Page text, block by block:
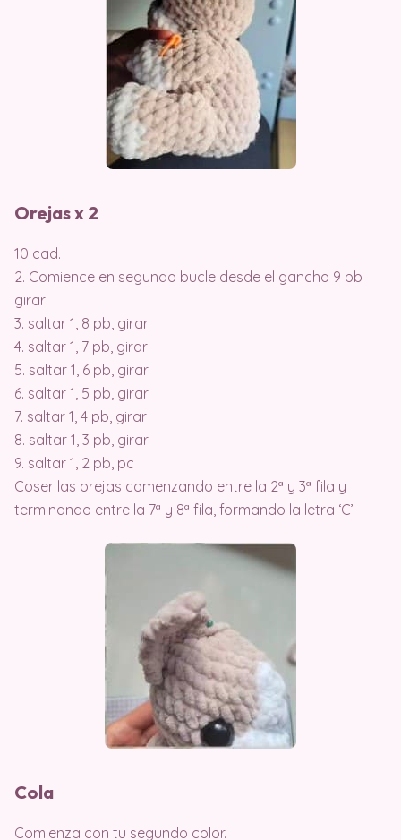
Orejas x 2
10 cad.
2. Comience en segundo bucle desde el gancho 9 pb
girar
3. saltar 1, 8 pb, girar
4. saltar 1, 7 pb, girar
5. saltar 1, 6 pb, girar
6. saltar 1, 5 pb, girar
7. saltar 1, 4 pb, girar
8. saltar 1, 3 pb, girar
9. saltar 1, 2 pb, pc
Coser las orejas comenzando entre la 2ª y 3ª fila y
terminando entre la 7ª y 8ª fila, formando la letra ‘C’
Cola
Comienza con tu segundo color.